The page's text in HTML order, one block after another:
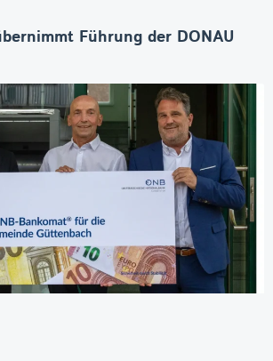
Führung der DONAU